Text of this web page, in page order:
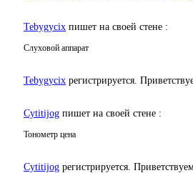
Tebygycix пишет на своей стене :
Слуховой аппарат
Tebygycix регистрируется.
Cytitijog пишет на своей стене :
Тонометр цена
Cytitijog регистрируется.